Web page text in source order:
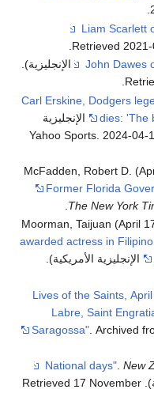
.
(in الإنجليزية).
.
"Carl Erskine, Dodgers
dies: 'The
(in الإنجليزية
McFadden, Robert D.
Former Florida
The New York
Moorman, Taijuan (April
awarded actress in
.
"Lives of the Saints,
Labre, Saint
Saragossa" . Archived
.New
. Retrieved
17 November